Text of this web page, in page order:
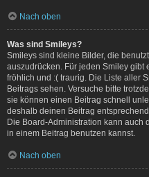
Nach oben
Was sind Smileys?
Smileys sind kleine Bilder, die
auszudrücken. Für jeden Smiley gibt
fröhlich und :( traurig. Die Liste aller
Beitrags sehen. Versuche bitte
sie können einen Beitrag schnell
deshalb deinen Beitrag
Die Board-Administration kann auch
in einem Beitrag benutzen kannst.
Nach oben